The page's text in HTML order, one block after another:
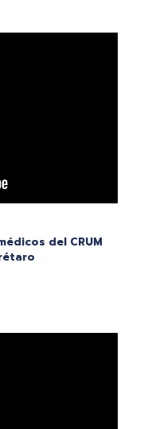
del CRUM